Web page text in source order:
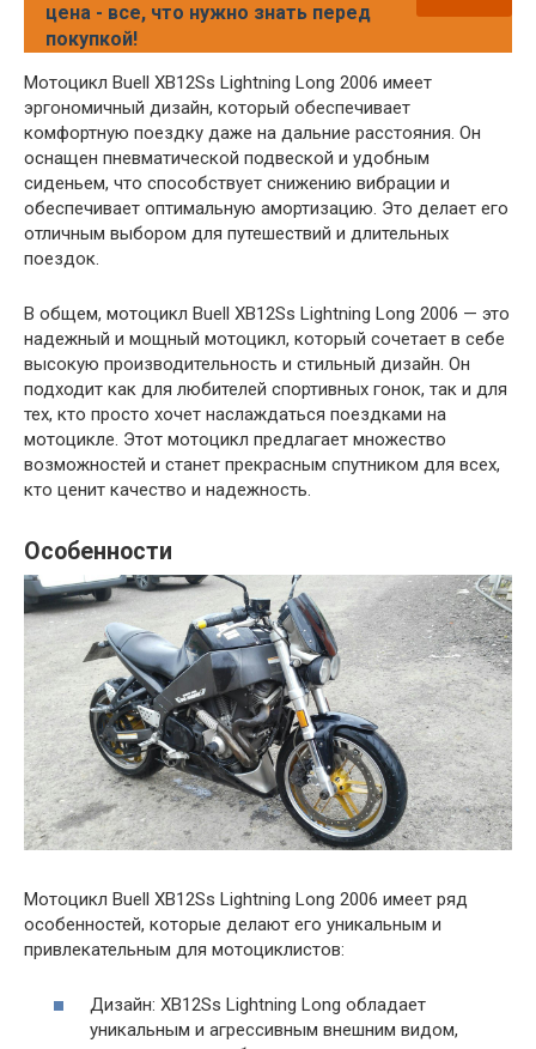
цена - все, что нужно знать перед
покупкой!
Мотоцикл Buell XB12Ss Lightning Long 2006 имеет
эргономичный дизайн, который обеспечивает
комфортную поездку даже на дальние расстояния. Он
оснащен пневматической подвеской и удобным
сиденьем, что способствует снижению вибрации и
обеспечивает оптимальную амортизацию. Это делает его
отличным выбором для путешествий и длительных
поездок.
В общем, мотоцикл Buell XB12Ss Lightning Long 2006 — это
надежный и мощный мотоцикл, который сочетает в себе
высокую производительность и стильный дизайн. Он
подходит как для любителей спортивных гонок, так и для
тех, кто просто хочет наслаждаться поездками на
мотоцикле. Этот мотоцикл предлагает множество
возможностей и станет прекрасным спутником для всех,
кто ценит качество и надежность.
Особенности
Мотоцикл Buell XB12Ss Lightning Long 2006 имеет ряд
особенностей, которые делают его уникальным и
привлекательным для мотоциклистов:
Дизайн: XB12Ss Lightning Long обладает
уникальным и агрессивным внешним видом,